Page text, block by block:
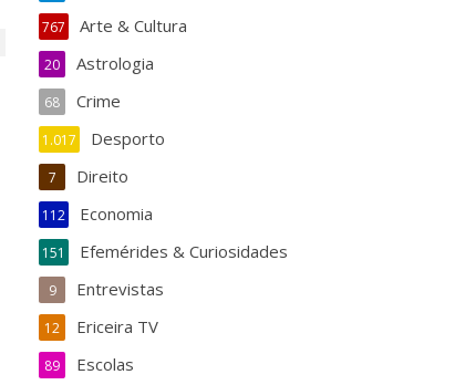
Arte & Cultura
767
Astrologia
20
Crime
68
Desporto
1.017
Direito
7
Economia
112
Efemérides & Curiosidades
151
Entrevistas
9
Ericeira TV
12
Escolas
89